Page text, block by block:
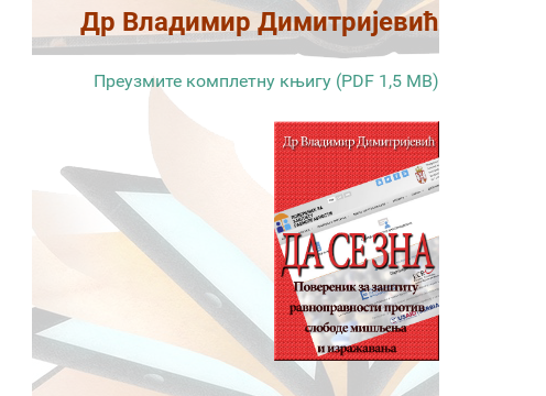
Др Владимир Димитријевић
Преузмите комплетну књигу (PDF 1,5 MB)